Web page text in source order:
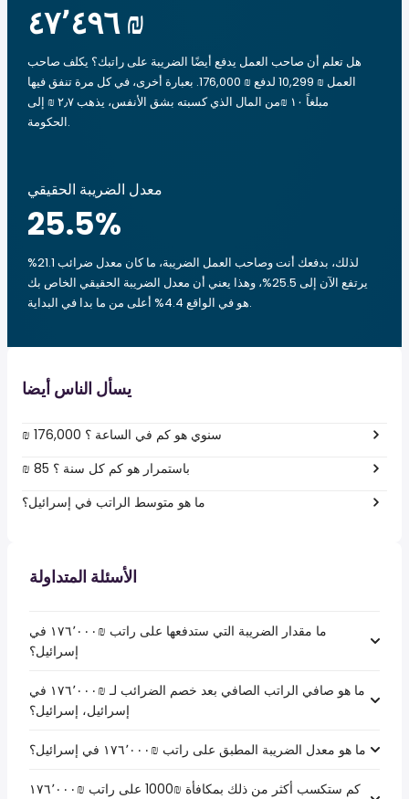
‏٤٧٬٤٩٦ ₪
هل تعلم أن صاحب العمل يدفع أيضًا الضريبة على راتبك؟ يكلف صاحب
العمل ₪ 10,299 لدفع ₪ 176,000. بعبارة أخرى، في كل مرة تنفق فيها
مبلغاً ‏١٠ ₪من المال الذي كسبته بشق الأنفس، يذهب ‏٢٫٧ ₪ إلى
الحكومة.
معدل الضريبة الحقيقي
25.5%
لذلك، بدفعك أنت وصاحب العمل الضريبة، ما كان معدل ضرائب 21.1%
يرتفع الآن إلى 25.5%، وهذا يعني أن معدل الضريبة الحقيقي الخاص بك
هو في الواقع 4.4% أعلى من ما بدا في البداية.
يسأل الناس أيضا
₪ 176,000 سنوي هو كم في الساعة ؟
₪ 85 باستمرار هو كم كل سنة ؟
ما هو متوسط الراتب في إسرائيل؟
الأسئلة المتداولة
ما مقدار الضريبة التي ستدفعها على راتب ₪‏١٧٦٬٠٠٠ في
إسرائيل؟
ما هو صافي الراتب الصافي بعد خصم الضرائب لـ ₪‏١٧٦٬٠٠٠ في
إسرائيل، إسرائيل؟
ما هو معدل الضريبة المطبق على راتب ₪‏١٧٦٬٠٠٠ في إسرائيل؟
كم ستكسب أكثر من ذلك بمكافأة ₪1000 على راتب ₪‏١٧٦٬٠٠٠